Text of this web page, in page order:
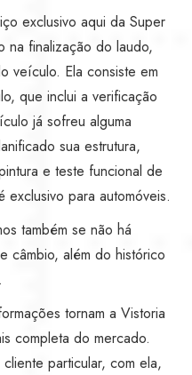
exclusivo aqui da Super
na finalização do laudo,
veículo. Ela consiste em
que inclui a verificação
já sofreu alguma
sua estrutura,
e teste funcional de
para automóveis.
também se não há
câmbio, além do histórico
tornam a Vistoria
completa do mercado.
particular, com ela,